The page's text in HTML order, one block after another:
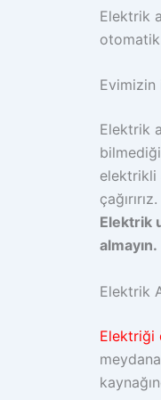
Elektrik
Evimizin
Elektrik
elektrikli
çağırırız.
Elektrik
almayın.
Elektrik
Elektriği